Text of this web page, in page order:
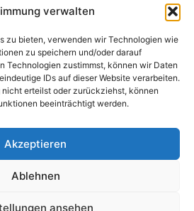
verwalten
zu bieten, verwenden wir Technologien wie
zu speichern und/oder darauf
Technologien zustimmst, können wir Daten
IDs auf dieser Website verarbeiten.
nicht erteilst oder zurückziehst, können
beeinträchtigt werden.
Akzeptieren
Ablehnen
ansehen